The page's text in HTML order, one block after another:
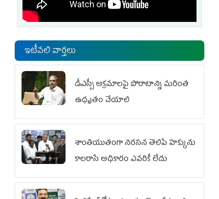
ఇటీవలి వార్తలు
డీఎస్సీ అక్రమాలపై పోరాటాన్ని మరింత
ఉధృతం చేయాలి
శాంతియుతంగా నిరసన తెలిపే హక్కును
కాలరాసే అధికారం ఎవరికీ లేదు